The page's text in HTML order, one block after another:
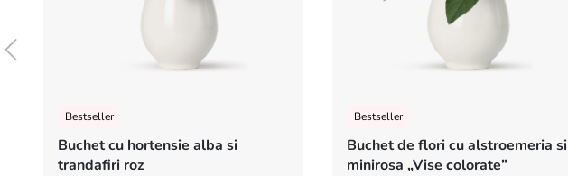
Bestseller
Buchet cu hortensie alba si
trandafiri roz
Bestseller
Buchet de flori cu alstroemeria si
minirosa „Vise colorate”